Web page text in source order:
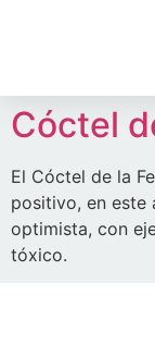
Cóctel
El Cóctel de la
positivo, en este
optimista, con
tóxico.